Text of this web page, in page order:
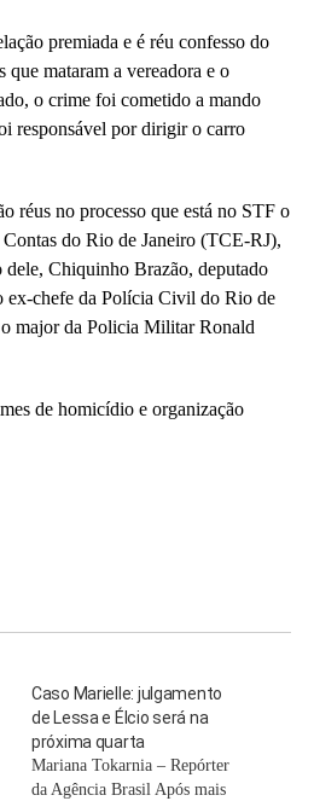
premiada e é réu confesso do
que mataram a vereadora e o
o crime foi cometido a mando
responsável por dirigir o carro
réus no processo que está no STF o
do Rio de Janeiro (TCE-RJ),
Chiquinho Brazão, deputado
ex-chefe da Polícia Civil do Rio de
major da Policia Militar Ronald
de homicídio e organização
Caso Marielle: julgamento
de Lessa e Élcio será na
próxima quarta
Mariana Tokarnia – Repórter
da Agência Brasil Após mais